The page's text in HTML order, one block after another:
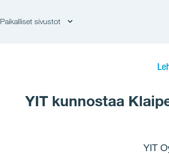
Paikalliset sivustot
YIT kunnostaa
YIT